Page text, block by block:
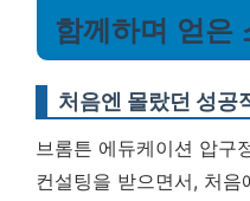
함께하며 얻은
처음엔 몰랐던 성공
브롬튼 에듀케이션 압구
컨설팅을 받으면서, 처